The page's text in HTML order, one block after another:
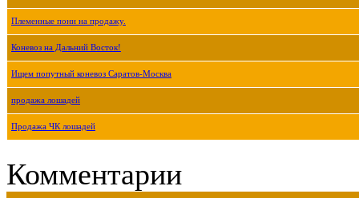
Племенные пони на продажу.
Коневоз на Дальний Восток!
Ищем попутный коневоз Саратов-Москва
продажа лошадей
Продажа ЧК лошадей
Комментарии